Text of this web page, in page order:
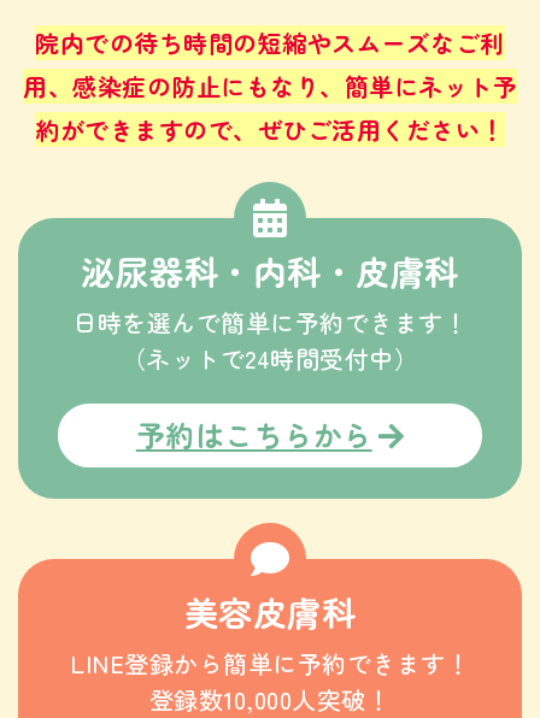
院内での待ち時間の短縮やスムーズなご利
用、感染症の防止にもなり、 簡単にネット予
約ができますので、ぜひご活用ください！
泌尿器科・内科・皮膚科
日時を選んで簡単に予約できます！
（ネットで24時間受付中）
予約はこちらから
美容皮膚科
LINE登録から簡単に予約できます！
登録数10,000人突破！